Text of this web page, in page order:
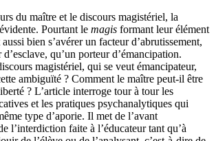
du maître et le discours magistériel, la
Pourtant le magis formant leur élément
bien s’avérer un facteur d’abrutissement,
qu’un porteur d’émancipation.
magistériel, qui se veut émancipateur,
ambiguïté ? Comment le maître peut-il être
? L’article interroge tour à tour les
et les pratiques psychanalytiques qui
type d’aporie. Il met de l’avant
l’interdiction faite à l’éducateur tant qu’à